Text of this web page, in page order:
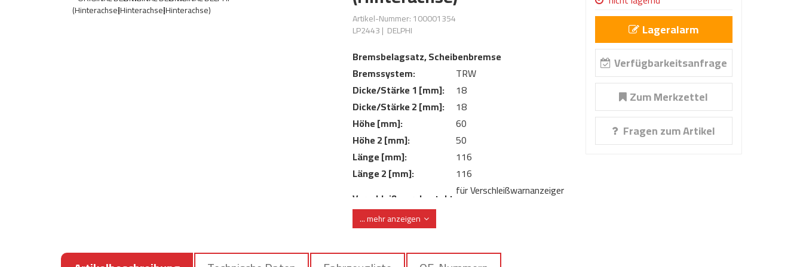
Artikel-Nummer: 100001354
LP2443| DELPHI
Bremsbelagsatz, Scheibenbremse
Bremssystem:
TRW
Dicke/Stärke 1 [mm]:
18
Dicke/Stärke 2 [mm]:
18
Höhe [mm]:
60
Höhe 2 [mm]:
50
Länge [mm]:
116
Länge 2 [mm]:
116
Verschleißwarnkontakt: für Verschleißwarnanzeiger
Verschleißwarnkontakt:
WVA-Nummer:
25215 25216
... mehr anzeigen
Lageralarm
Verfügbarkeitsanfrage
Zum Merkzettel
Fragen zum Artikel